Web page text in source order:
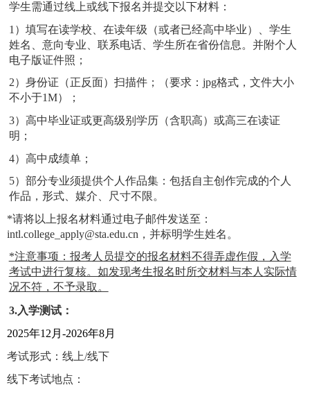
学生需通过线上或线下报名并提交以下材料：
1 ）填写在读学校、在读年级（或者已经高中毕业）、学生
姓名、意向专业、联系电话、学生所在省份信息。并附个人
电子版证件照；
2）身份证（正反面）扫描件；（要求： jpg格式，文件大小
不小于1M）；
3）高中毕业证或更高级别学历（含职高）或高三在读证
明；
4）高中成绩单；
5）部分专业须提供个人作品集：包括自主创作完成的个人
作品，形式、媒介、尺寸不限。
*请将以上报名材料通过电子邮件发送至：
intl.college_apply@sta.edu.cn ，并标明学生姓名。
*注意事项：报考人员提交的报名材料不得弄虚作假，入学
考试中进行复核。如发现考生报名时所交材料与本人实际情
况不符，不予录取。
3.入学测试：
2025年12月 -2026年8月
考试形式：线上/线下
线下考试地点：